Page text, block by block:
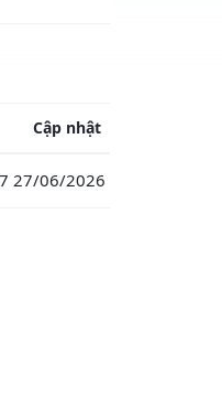
Cập nhật
27/06/2026